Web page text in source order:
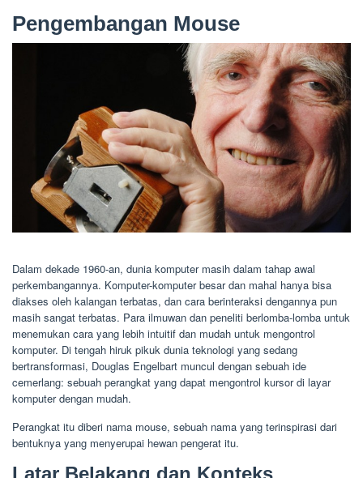
Pengembangan Mouse
Dalam dekade 1960-an, dunia komputer masih dalam tahap awal
perkembangannya. Komputer-komputer besar dan mahal hanya bisa
diakses oleh kalangan terbatas, dan cara berinteraksi dengannya pun
masih sangat terbatas. Para ilmuwan dan peneliti berlomba-lomba untuk
menemukan cara yang lebih intuitif dan mudah untuk mengontrol
komputer. Di tengah hiruk pikuk dunia teknologi yang sedang
bertransformasi, Douglas Engelbart muncul dengan sebuah ide
cemerlang: sebuah perangkat yang dapat mengontrol kursor di layar
komputer dengan mudah.
Perangkat itu diberi nama mouse, sebuah nama yang terinspirasi dari
bentuknya yang menyerupai hewan pengerat itu.